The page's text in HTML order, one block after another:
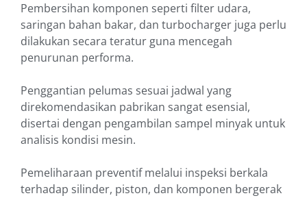
Pembersihan komponen seperti filter udara,
saringan bahan bakar, dan turbocharger juga perlu
dilakukan secara teratur guna mencegah
penurunan performa.
Penggantian pelumas sesuai jadwal yang
direkomendasikan pabrikan sangat esensial,
disertai dengan pengambilan sampel minyak untuk
analisis kondisi mesin.
Pemeliharaan preventif melalui inspeksi berkala
terhadap silinder, piston, dan komponen bergerak